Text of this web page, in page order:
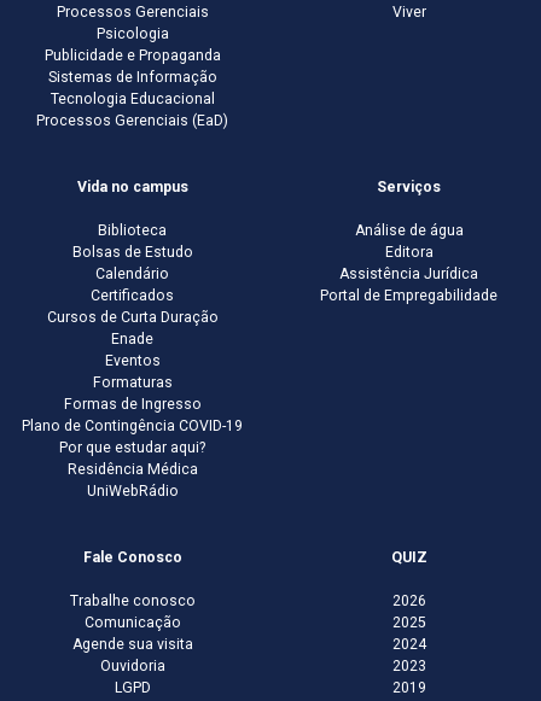
Processos Gerenciais
Psicologia
Publicidade e Propaganda
Sistemas de Informação
Tecnologia Educacional
Processos Gerenciais (EaD)
Viver
Vida no campus
Biblioteca
Bolsas de Estudo
Calendário
Certificados
Cursos de Curta Duração
Enade
Eventos
Formaturas
Formas de Ingresso
Plano de Contingência COVID-19
Por que estudar aqui?
Residência Médica
UniWebRádio
Serviços
Análise de água
Editora
Assistência Jurídica
Portal de Empregabilidade
Fale Conosco
Trabalhe conosco
Comunicação
Agende sua visita
Ouvidoria
LGPD
QUIZ
2026
2025
2024
2023
2019